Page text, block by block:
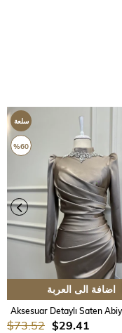
اضافة الى العربة
Aksesuar Detaylı Saten
$29.41
$73.52
سلعة
جديدة
%60